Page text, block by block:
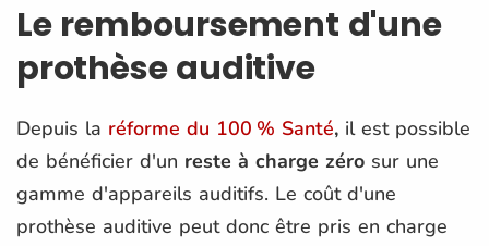
Le remboursement d'une
prothèse auditive
Depuis la réforme du 100 % Santé, il est possible
de bénéficier d'un reste à charge zéro sur une
gamme d'appareils auditifs. Le coût d'une
prothèse auditive peut donc être pris en charge